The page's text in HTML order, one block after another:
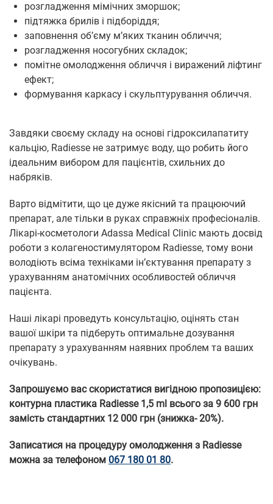
розгладження мімічних зморшок;
підтяжка брилів і підборіддя;
заповнення об’єму м’яких тканин обличчя;
розгладження носогубних складок;
помітне омолодження обличчя і виражений ліфтинг
ефект;
формування каркасу і скульптурування обличчя.
Завдяки своєму складу на основі гідроксилапатиту
кальцію, Radiesse не затримує воду, що робить його
ідеальним вибором для пацієнтів, схильних до
набряків.
Варто відмітити, що це дуже якісний та працюючий
препарат, але тільки в руках справжніх професіоналів.
Лікарі-косметологи Adassa Medical Clinic мають досвід
роботи з колагеностимулятором Radiesse, тому вони
володіють всіма техніками ін’єктування препарату з
урахуванням анатомічних особливостей обличчя
пацієнта.
Наші лікарі проведуть консультацію, оцінять стан
вашої шкіри та підберуть оптимальне дозування
препарату з урахуванням наявних проблем та ваших
очікувань.
Запрошуємо вас скористатися вигідною пропозицією:
контурна пластика Radiesse 1,5 ml всього за 9 600 грн
замість стандартних 12 000 грн (знижка- 20%).
Записатися на процедуру омолодження з Radiesse
можна за телефоном 067 180 01 80.